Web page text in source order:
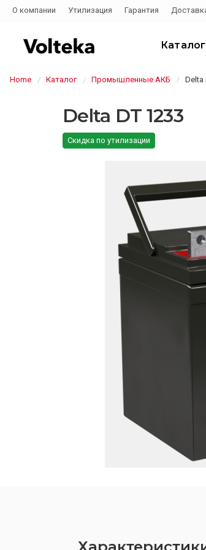
О компании Утилизация Гарантия
Каталог
Home Каталог Промышленные АКБ Delta
Delta DT 1233
Скидка по утилизации